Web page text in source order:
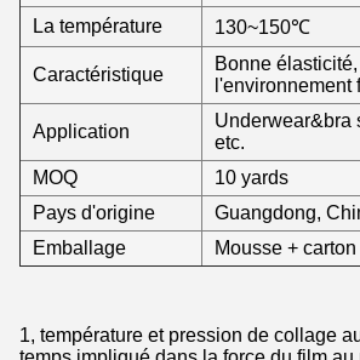
La température
130~150℃
Caractéristique
Bonne
l'environnement
Application
Underwear&bra
etc.
MOQ
10 yards
Pays d'origine
Guangdong,
Emballage
Mousse + carton
1, température et pression de collage